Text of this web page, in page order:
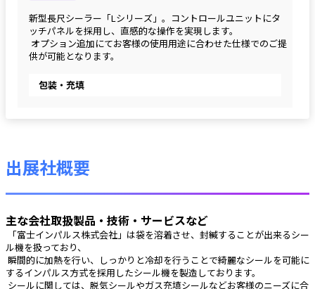
新型長尺シーラー「Lシリーズ」。コントロールユニットにタ
ッチパネルを採用し、直感的な操作を実現します。
オプション追加にてお客様の使用用途に合わせた仕様でのご提
供が可能となります。
包装・充填
出展社概要
主な会社取扱製品・技術・サービスなど
ル機を扱っており、
するインパルス方式を採用したシール機を製造しております。